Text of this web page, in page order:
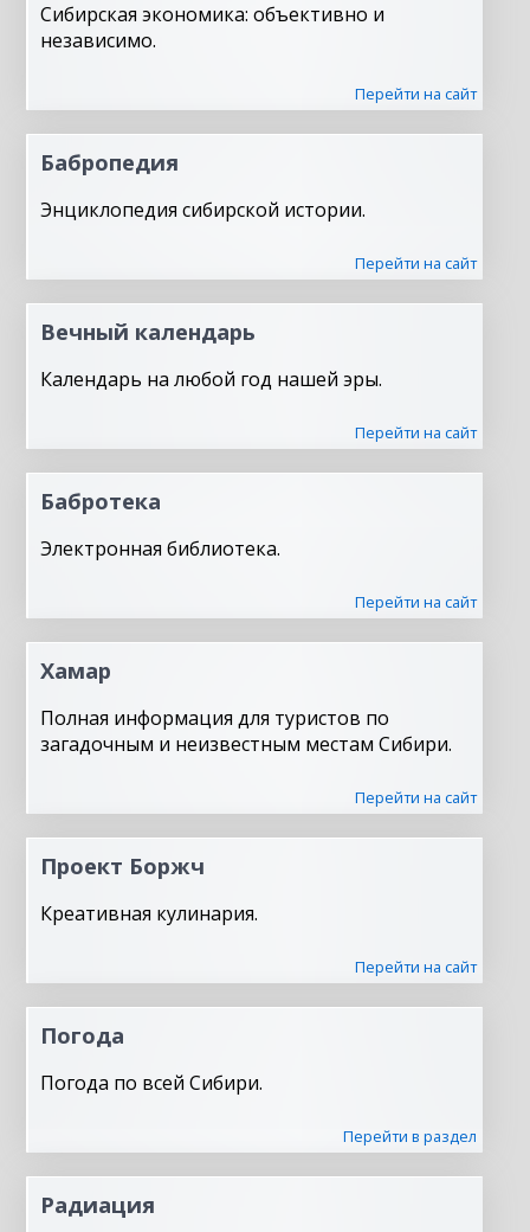
Сибирская экономика: объективно и
независимо.
Перейти на сайт
Бабропедия
Энциклопедия сибирской истории.
Перейти на сайт
Вечный календарь
Календарь на любой год нашей эры.
Перейти на сайт
Бабротека
Электронная библиотека.
Перейти на сайт
Хамар
Полная информация для туристов по
загадочным и неизвестным местам Сибири.
Перейти на сайт
Проект Боржч
Креативная кулинария.
Перейти на сайт
Погода
Погода по всей Сибири.
Перейти в раздел
Радиация